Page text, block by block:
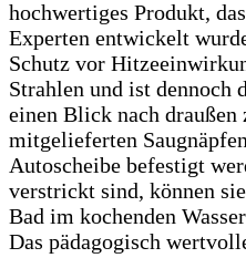
hochwertiges Produkt,
Experten entwickelt
Schutz vor
Strahlen und ist dennoch
einen Blick nach draußen
mitgelieferten
Autoscheibe befestigt
verstrickt sind, können
Bad im kochenden
Das pädagogisch